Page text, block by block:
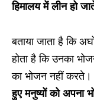
हिमालय में लीन हो
बताया जाता है कि
होता है कि उनका
का भोजन नहीं करते।
हुए मनुष्यों को अपना